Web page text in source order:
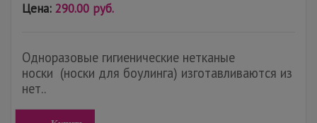
Цена: 290.00 руб.
Одноразовые гигиенические нетканые
носки (носки для боулинга) изготавливаются из
нет..